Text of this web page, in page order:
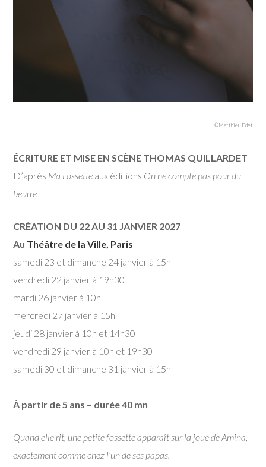
©Matthieu Edet
ÉCRITURE ET MISE EN SCÈNE THOMAS QUILLARDET
D’après Ma Fossette aux éditions On ne compte pas pour du
beurre
CRÉATION DU 22 AU 31 JANVIER 2027
Au Théâtre de la Ville, Paris
samedi 23 et dimanche 24 janvier à 15h
vendredi 22 janvier à 19h30
mardi 26 janvier à 10h
mercredi 27 janvier à 15h
jeudi 28 janvier à 10h et 14h30
vendredi 29 janvier à 10h et 19h30
samedi 30 et dimanche 31 janvier à 15h
À partir de 5 ans – durée 40 mn
Quand elle rit, une petite fossette apparaît sur la joue de Amina,
exactement comme chez l’un de ses papas.